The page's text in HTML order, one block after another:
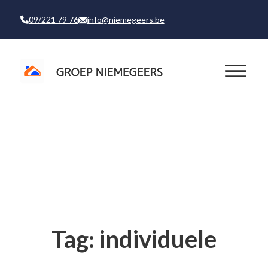
09/221 79 76 info@niemegeers.be
Tag: individuele